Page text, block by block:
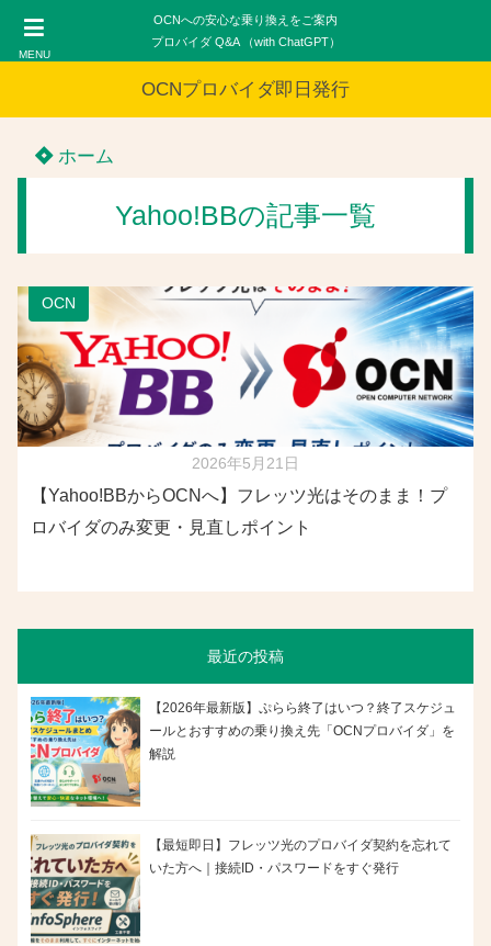
MENU
OCNへの安心な乗り換えをご案内
プロバイダ Q&A （with ChatGPT）
OCNプロバイダ即日発行
ホーム
Yahoo!BBの記事一覧
OCN
2026年5月21日
【Yahoo!BBからOCNへ】フレッツ光はそのまま！プ
ロバイダのみ変更・見直しポイント
最近の投稿
【2026年最新版】ぷらら終了はいつ？終了スケジュ
ールとおすすめの乗り換え先「OCNプロバイダ」を
解説
【最短即日】フレッツ光のプロバイダ契約を忘れて
いた方へ｜接続ID・パスワードをすぐ発行